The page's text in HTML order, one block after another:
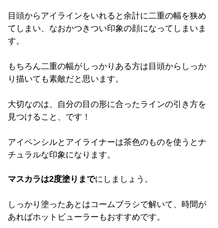
目頭からアイラインをいれると余計に二重の幅を狭め
てしまい、なおかつきつい印象の顔になってしまいま
す。
もちろん二重の幅がしっかりある方は目頭からしっか
り描いても素敵だと思います。
大切なのは、自分の目の形に合ったラインの引き方を
見つけること、です！
アイペンシルとアイライナーは茶色のものを使うとナ
チュラルな印象になります。
マスカラは2度塗りまでにしましょう。
しっかり塗ったあとはコームブラシで解いて、時間が
あればホットビューラーもおすすめです。